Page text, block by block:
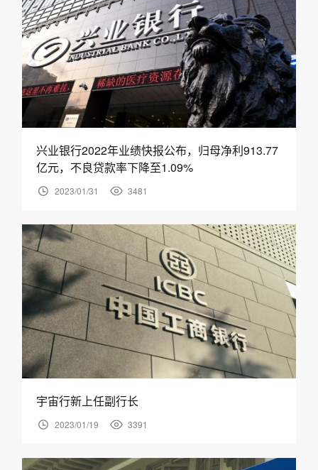
兴业银行2022年业绩快报公布，归母净利913.77
亿元，不良贷款率下降至1.09%
2023/01/31 3481
宇宙行新上任副行长
2023/01/19 3391